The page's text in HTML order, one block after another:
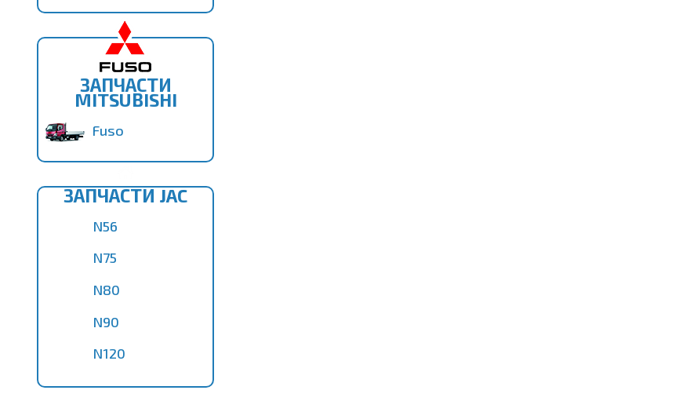
ЗАПЧАСТИ
MITSUBISHI
Fuso
ЗАПЧАСТИ JAC
N56
N75
N80
N90
N120